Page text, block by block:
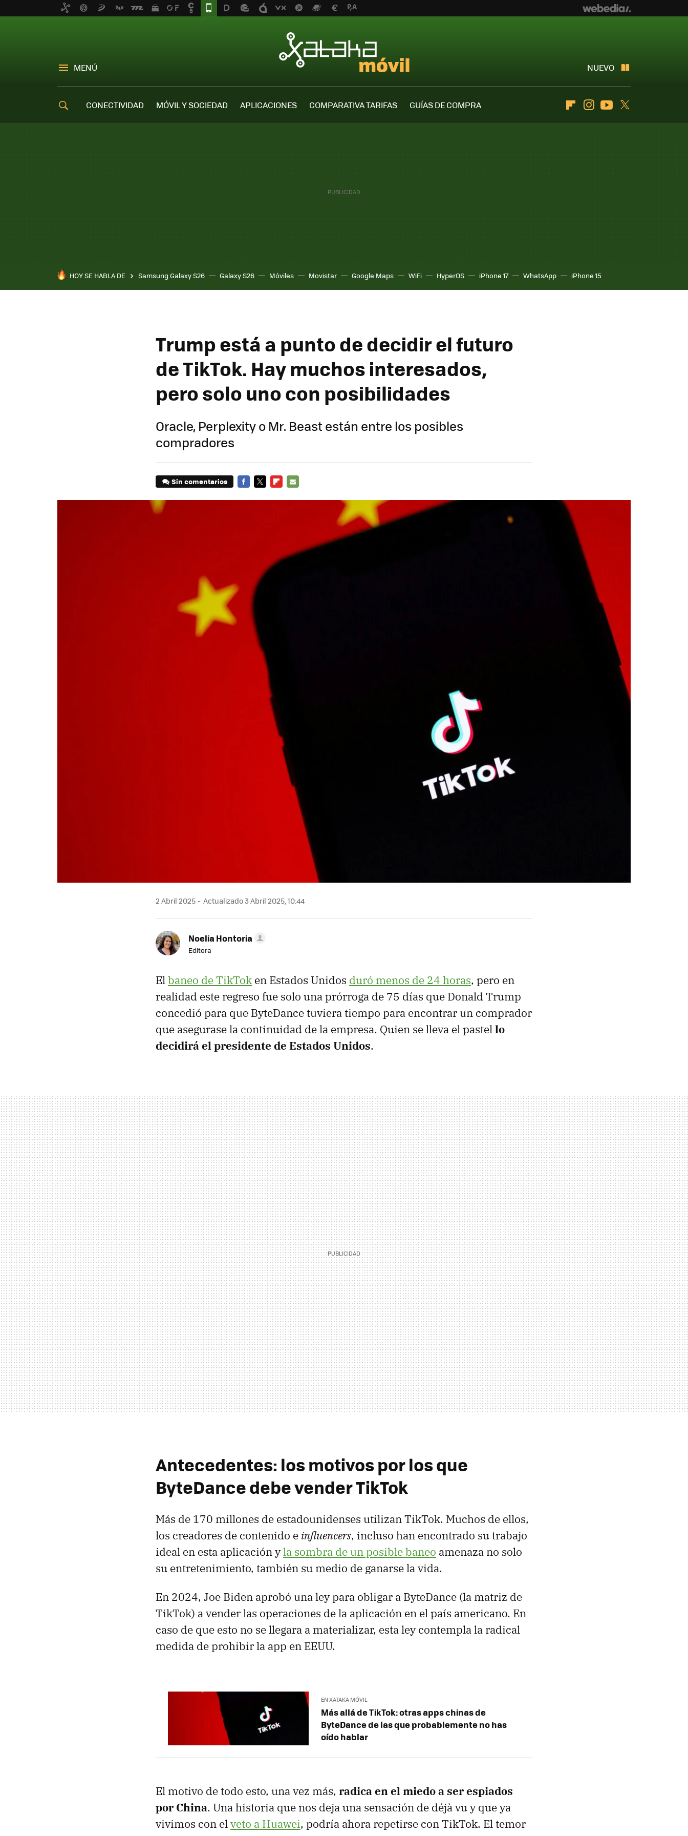
MENÚ NUEVO
CONECTIVIDAD MÓVIL Y SOCIEDAD APLICACIONES COMPARATIVA TARIFAS
GUÍAS DE COMPRA
FlipboardInstagramYoutube
HOY SE HABLA DE Samsung Galaxy S26 Galaxy S26 Móviles Movistar Google Maps WiFi HyperOS iPhone 17 WhatsApp iPhone 15
Trump está a punto de decidir el futuro
de TikTok. Hay muchos interesados,
pero solo uno con posibilidades
Oracle, Perplexity o Mr. Beast están entre los posibles
compradores
Sin comentarios
2 Abril 2025 Actualizado 3 Abril 2025, 10:44
Noelia Hontoria
Editora
Elbaneo de TikTok en Estados Unidos duró menos de 24 horas, pero en
realidad este regreso fue solo una prórroga de 75 días que Donald Trump
concedió para que ByteDance tuviera tiempo para encontrar un comprador
que asegurase la continuidad de la empresa. Quien se lleva el pastello
decidirá el presidente de Estados Unidos.
Antecedentes: los motivos por los que
ByteDance debe vender TikTok
Más de 170 millones de estadounidenses utilizan TikTok. Muchos de ellos,
los creadores de contenido e influencers, incluso han encontrado su trabajo
ideal en esta aplicación yla sombra de un posible baneo amenaza no solo
su entretenimiento, también su medio de ganarse la vida.
En 2024, Joe Biden aprobó una ley para obligar a ByteDance (la matriz de
TikTok) a vender las operaciones de la aplicación en el país americano. En
caso de que esto no se llegara a materializar, esta ley contempla la radical
medida de prohibir la app en EEUU.
EN XATAKA MÓVIL
Más allá de TikTok: otras apps chinas de
ByteDance de las que probablemente no has
oído hablar
El motivo de todo esto, una vez más, radica en el miedo a ser espiados
por China. Una historia que nos deja una sensación de déjà vu y que ya
vivimos con elveto a Huawei, podría ahora repetirse con TikTok. El temor